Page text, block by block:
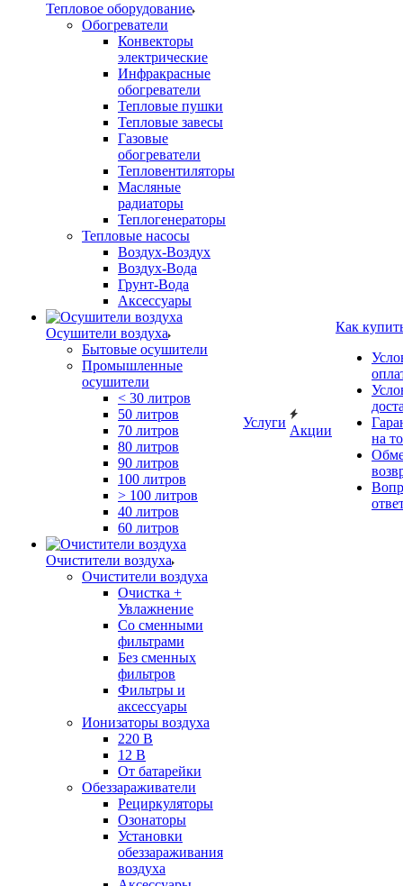
Тепловое оборудование
Обогреватели
Конвекторы
электрические
Инфракрасные
обогреватели
Тепловые пушки
Тепловые завесы
Газовые
обогреватели
Тепловентиляторы
Масляные
радиаторы
Теплогенераторы
Тепловые насосы
Воздух-Воздух
Воздух-Вода
Грунт-Вода
Аксессуары
Осушители воздуха
Бытовые осушители
Промышленные
осушители
< 30 литров
50 литров
70 литров
80 литров
90 литров
100 литров
> 100 литров
40 литров
60 литров
Очистители воздуха
Очистители воздуха
Очистка +
Увлажнение
Cо сменными
фильтрами
Без сменных
фильтров
Фильтры и
аксессуары
Ионизаторы воздуха
220 В
12 В
От батарейки
Обеззараживатели
Рециркуляторы
Озонаторы
Установки
обеззараживания
воздуха
Услуги
Акции
Как
на